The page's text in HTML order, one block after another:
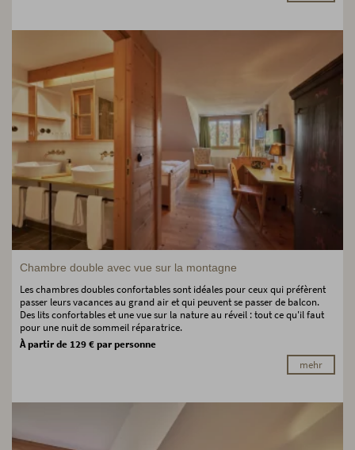
Chambre double avec vue sur la montagne
Les chambres doubles confortables sont idéales pour ceux qui préfèrent
passer leurs vacances au grand air et qui peuvent se passer de balcon.
Des lits confortables et une vue sur la nature au réveil : tout ce qu'il faut
pour une nuit de sommeil réparatrice.
À partir de 129 € par personne
mehr